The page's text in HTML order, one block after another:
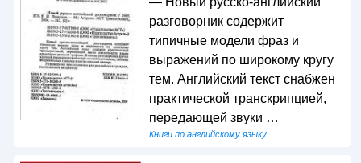
разговорник содержит
типичные модели фраз и
выражений по широкому кругу
тем. Английский текст снабжен
практической транскрипцией,
передающей звуки …
Книги по английскому языку